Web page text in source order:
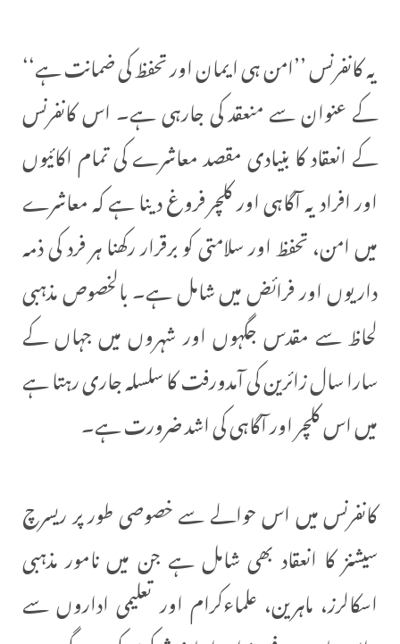
یہ کانفرنس ’’امن ہی ایمان اور تحفظ کی ضمانت ہے‘‘
کے عنوان سے منعقد کی جارہی ہے۔ اس کانفرنس
کے انعقاد کا بنیادی مقصد معاشرے کی تمام اکائیوں
اور افراد یہ آگاہی اور کلچر فروغ دینا ہے کہ معاشرے
میں امن، تحفظ اور سلامتی کو برقرار رکھنا ہر فرد کی ذمہ
داریوں اور فرائض میں شامل ہے۔ بالخصوص مذہبی
لحاظ سے مقدس جگہوں اور شہروں میں جہاں کے
سارا سال زائرین کی آمدورفت کا سلسلہ جاری رہتا ہے
میں اس کلچر اور آگاہی کی اشد ضرورت ہے۔
کانفرنس میں اس حوالے سے خصوصی طور پر ریسرچ
سیشنز کا انعقاد بھی شامل ہے جن میں نامور مذہبی
اسکالرز، ماہرین، علماءکرام اور تعلیمی اداروں سے